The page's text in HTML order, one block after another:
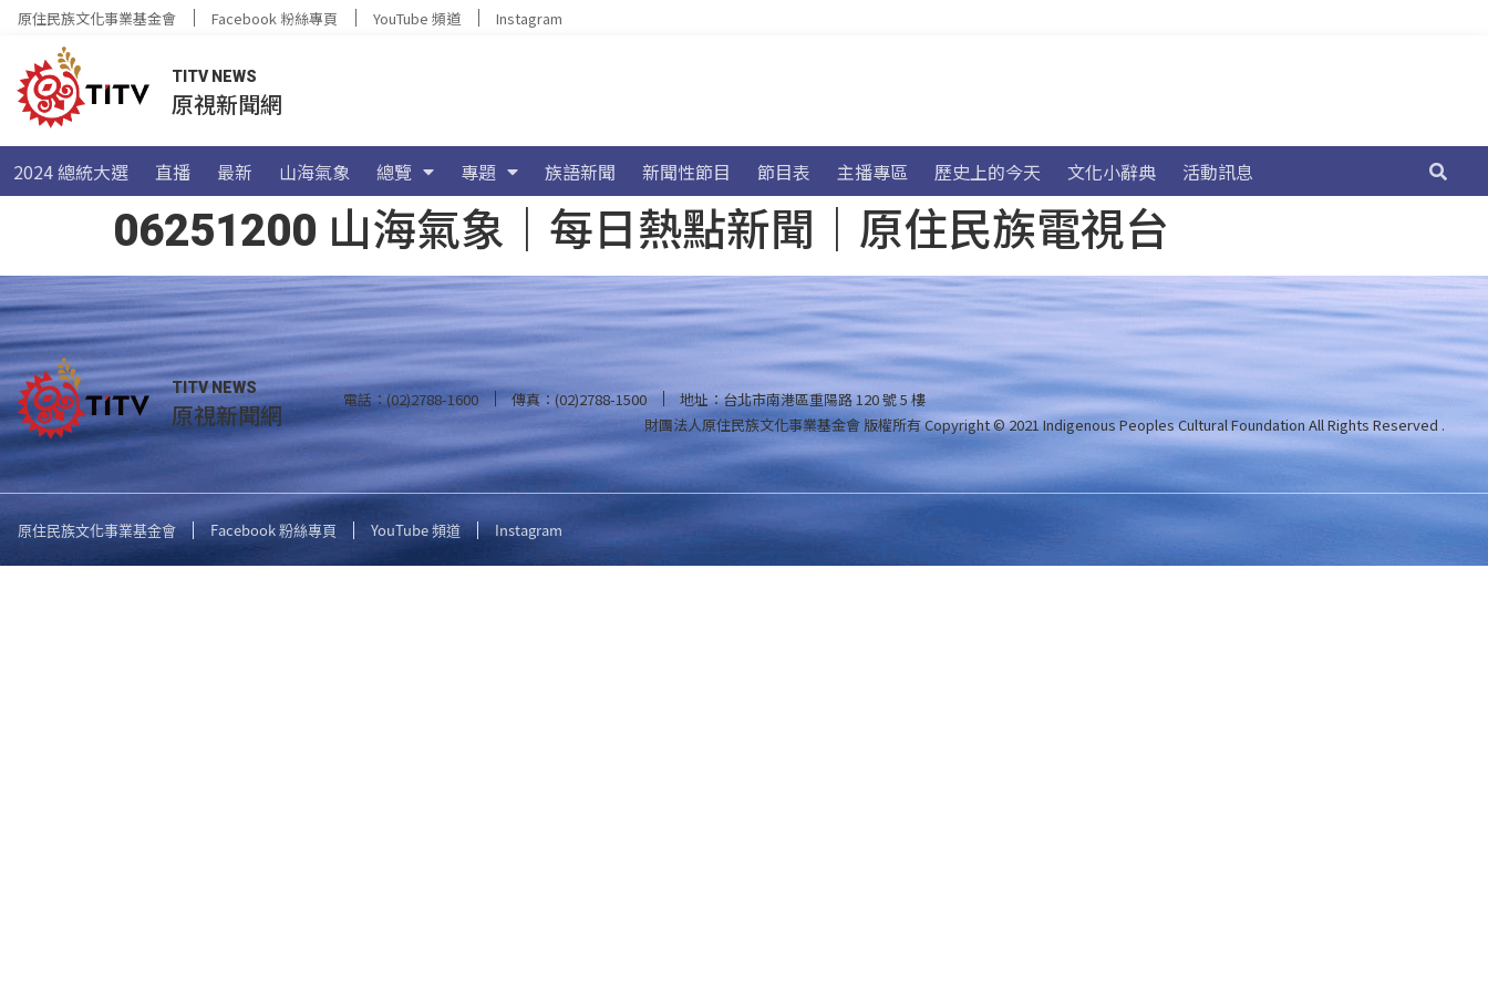
原住民族文化事業基金會 Facebook 粉絲專頁 YouTube 頻道 Instagram
TITV NEWS
原視新聞網
2024 總統大選 直播 最新 山海氣象 總覽 專題 族語新聞 新聞性節目 節目表 主播專區 歷史上的今天 文化小辭典 活動訊息
06251200 山海氣象｜每日熱點新聞｜原住民族電視台
TITV NEWS
原視新聞網 電話：(02)2788-1600 傳真：(02)2788-1500
地址：台北市南港區重陽路 120 號 5 樓
財團法人原住民族文化事業基金會 版權所有Copyright © 2021 Indigenous Peoples Cultural Foundation All Rights Reserved .
原住民族文化事業基金會 Facebook 粉絲專頁 YouTube 頻道 Instagram